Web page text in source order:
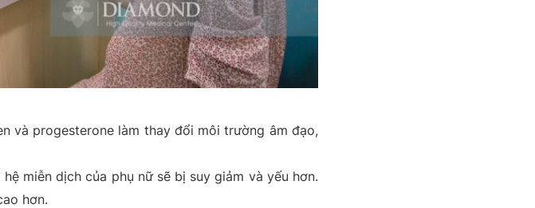
và progesterone làm thay đổi môi trường âm đạo,
miễn dịch của phụ nữ sẽ bị suy giảm và yếu hơn.
hơn.